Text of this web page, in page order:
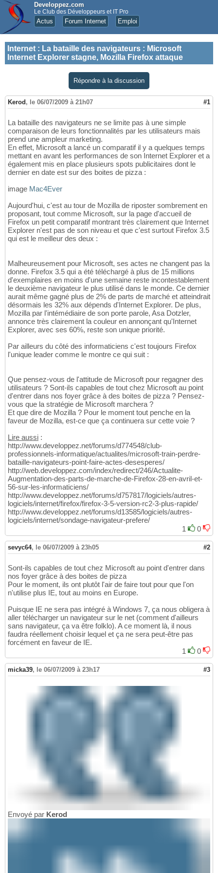
Developpez.com
Le Club des Développeurs et IT Pro
Actus Forum Internet Emploi
Internet : La bataille des navigateurs : Microsoft
Internet Explorer stagne, Mozilla Firefox attaque
Répondre à la discussion
Kerod , le 06/07/2009 à 21h07 #1
La bataille des navigateurs ne se limite pas à une simple
comparaison de leurs fonctionnalités par les utilisateurs mais
prend une ampleur marketing.
En effet, Microsoft a lancé un comparatif il y a quelques temps
mettant en avant les performances de son Internet Explorer et a
également mis en place plusieurs spots publicitaires dont le
dernier en date est sur des boites de pizza :
image Mac4Ever
Aujourd'hui, c'est au tour de Mozilla de riposter sombrement en
proposant, tout comme Microsoft, sur la page d'accueil de
Firefox un petit comparatif montrant très clairement que Internet
Explorer n'est pas de son niveau et que c'est surtout Firefox 3.5
qui est le meilleur des deux :
Malheureusement pour Microsoft, ses actes ne changent pas la
donne. Firefox 3.5 qui a été téléchargé à plus de 15 millions
d'exemplaires en moins d'une semaine reste incontestablement
le deuxième navigateur le plus utilisé dans le monde. Ce dernier
aurait même gagné plus de 2% de parts de marché et atteindrait
désormais les 32% aux dépends d'Internet Explorer. De plus,
Mozilla par l'intémédiaire de son porte parole, Asa Dotzler,
annonce très clairement la couleur en annonçant qu'Internet
Explorer, avec ses 60%, reste son unique priorité.
Par ailleurs du côté des informaticiens c'est toujours Firefox
l'unique leader comme le montre ce qui suit :
Que pensez-vous de l'attitude de Microsoft pour regagner des
utilisateurs ? Sont-ils capables de tout chez Microsoft au point
d'entrer dans nos foyer grâce à des boites de pizza ? Pensez-
vous que la stratégie de Microsoft marchera ?
Et que dire de Mozilla ? Pour le moment tout penche en la
faveur de Mozilla, est-ce que ça continuera sur cette voie ?
Lire aussi :
http://www.developpez.net/forums/d774548/club-
professionnels-informatique/actualites/microsoft-train-perdre-
bataille-navigateurs-point-faire-actes-desesperes/
http://web.developpez.com/index/redirect/246/Actualite-
Augmentation-des-parts-de-marche-de-Firefox-28-en-avril-et-
56-sur-les-informaticiens/
http://www.developpez.net/forums/d757817/logiciels/autres-
logiciels/internet/firefox/firefox-3-5-version-rc2-3-plus-rapide/
http://www.developpez.net/forums/d13585/logiciels/autres-
logiciels/internet/sondage-navigateur-prefere/
1
0
sevyc64, le 06/07/2009 à 23h05 #2
Sont-ils capables de tout chez Microsoft au point d'entrer dans
nos foyer grâce à des boites de pizza
Pour le moment, ils ont plutôt l'air de faire tout pour que l'on
n'utilise plus IE, tout au moins en Europe.
Puisque IE ne sera pas intégré à Windows 7, ça nous obligera à
aller télécharger un navigateur sur le net (comment d'ailleurs
sans navigateur, ça va être folklo). A ce moment là, il nous
faudra réellement choisir lequel et ça ne sera peut-être pas
forcément en faveur de IE.
1
0
micka39, le 06/07/2009 à 23h17 #3
Envoyé par Kerod